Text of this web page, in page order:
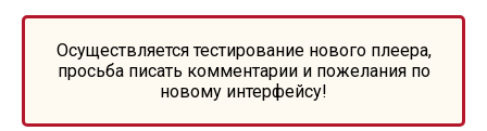
Осуществляется тестирование нового плеера,
просьба писать комментарии и пожелания по
новому интерфейсу!